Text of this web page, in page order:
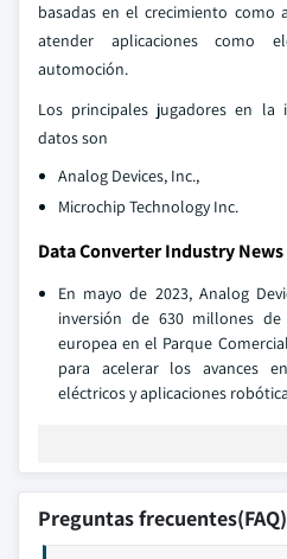
basadas en el crecimiento como
atender aplicaciones como
automoción.
Los principales jugadores en
datos son
Analog Devices, Inc.,
Microchip Technology Inc.
Data Converter Industry News
En mayo de 2023, Analog
inversión de 630 millones
europea en el Parque
para acelerar los avances
eléctricos y aplicaciones
Preguntas